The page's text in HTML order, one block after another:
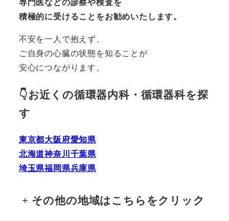
専門医などの診察や検査を
積極的に受けることをお勧めいたします。
不安を一人で抱えず、
ご自身の心臓の状態を知ることが
安心につながります。
👇お近くの循環器内科・循環器科を探
す
東京都大阪府愛知県
北海道神奈川 千葉県
埼玉県福岡県兵庫県
+ その他の地域はこちらをクリック